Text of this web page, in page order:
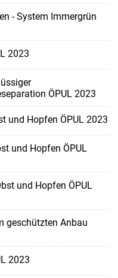
- System Immergrün
2023
ÖPUL 2023
und Hopfen ÖPUL 2023
und Hopfen ÖPUL
und Hopfen ÖPUL
geschützten Anbau
2023